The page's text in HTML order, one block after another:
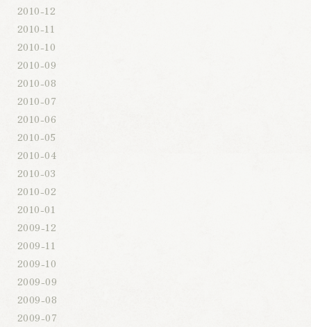
2010-12
2010-11
2010-10
2010-09
2010-08
2010-07
2010-06
2010-05
2010-04
2010-03
2010-02
2010-01
2009-12
2009-11
2009-10
2009-09
2009-08
2009-07